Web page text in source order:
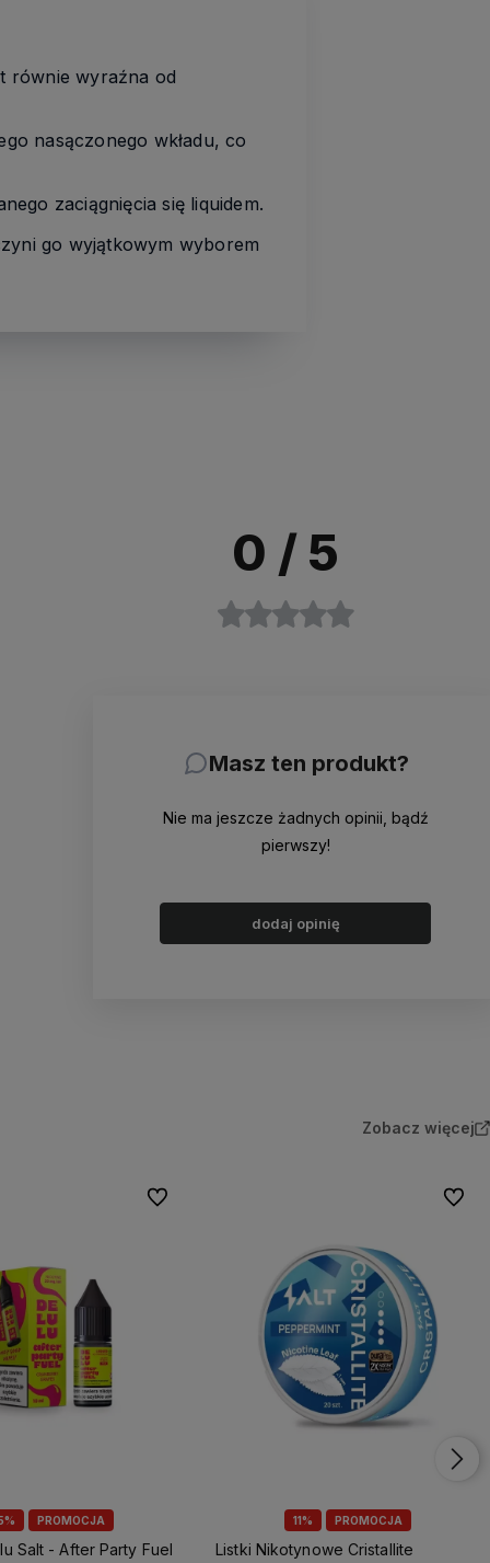
równie wyraźna od
nasączonego wkładu, co
zaciągnięcia się liquidem.
go wyjątkowym wyborem
0 / 5
Masz ten produkt?
Nie ma jeszcze żadnych opinii, bądź
pierwszy!
dodaj opinię
Zobacz więcej
PROMOCJA
Salt - After Party Fuel
Do ulubionych
11% PROMOCJA
Listki Nikotynowe Cristallite
Do